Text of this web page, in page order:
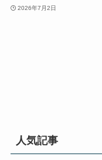
2026年7月2日
人気記事